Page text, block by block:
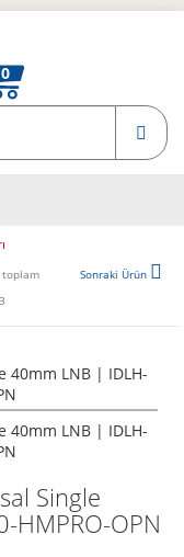
toplam
Sonraki Ürün
Single
HMPRO-OPN